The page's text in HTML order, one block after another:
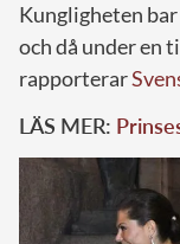
Kungligheten
och då under en
rapporterar
LÄS MER: